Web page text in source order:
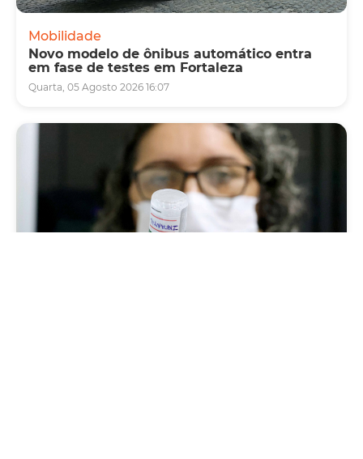
Mobilidade
Novo modelo de ônibus automático entra
em fase de testes em Fortaleza
Quarta, 05 Agosto 2026 16:07